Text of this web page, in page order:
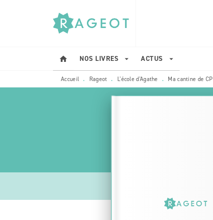
MENU RECHERCHE
home NOS LIVRES arrow_drop_down ACTUS arrow_drop_down
Accueil • Rageot • L'école d'Agathe • Ma cantine de CP